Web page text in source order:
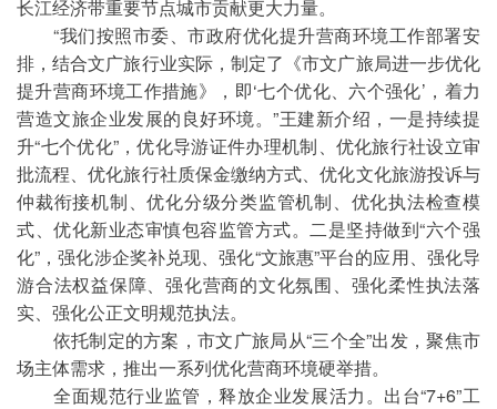
长江经济带重要节点城市贡献更大力量。
“我们按照市委、市政府优化提升营商环境工作部署安
排，结合文广旅行业实际，制定了《市文广旅局进一步优化
提升营商环境工作措施》，即‘七个优化、六个强化’，着力
营造文旅企业发展的良好环境。”王建新介绍，一是持续提
升“七个优化”，优化导游证件办理机制、优化旅行社设立审
批流程、优化旅行社质保金缴纳方式、优化文化旅游投诉与
仲裁衔接机制、优化分级分类监管机制、优化执法检查模
式、优化新业态审慎包容监管方式。二是坚持做到“六个强
化”，强化涉企奖补兑现、强化“文旅惠”平台的应用、强化导
游合法权益保障、强化营商的文化氛围、强化柔性执法落
实、强化公正文明规范执法。
依托制定的方案，市文广旅局从“三个全”出发，聚焦市
场主体需求，推出一系列优化营商环境硬举措。
全面规范行业监管，释放企业发展活力。出台“7+6”工